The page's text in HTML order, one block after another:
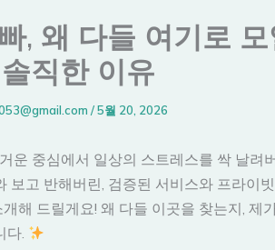
, 왜 다들 여기로
직한 이유
/5월 20, 2026
운 중심에서 일상의 스트레스를 싹 날려
보고 반해버린, 검증된 서비스와 프라이
해 드릴게요! 왜 다들 이곳을 찾는지, 제
다.